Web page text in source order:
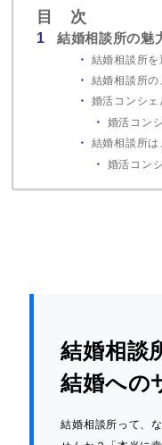
目 次
結婚相談所の魅
結婚相談所を
結婚相談所の
婚活コンシ
婚活コン
結婚相談所
婚活コン
結婚相談
結婚への
結婚相談所って、